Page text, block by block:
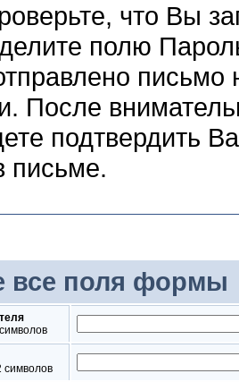
что Вы
полю
После
подтвердить
письме.
все поля формы
символов